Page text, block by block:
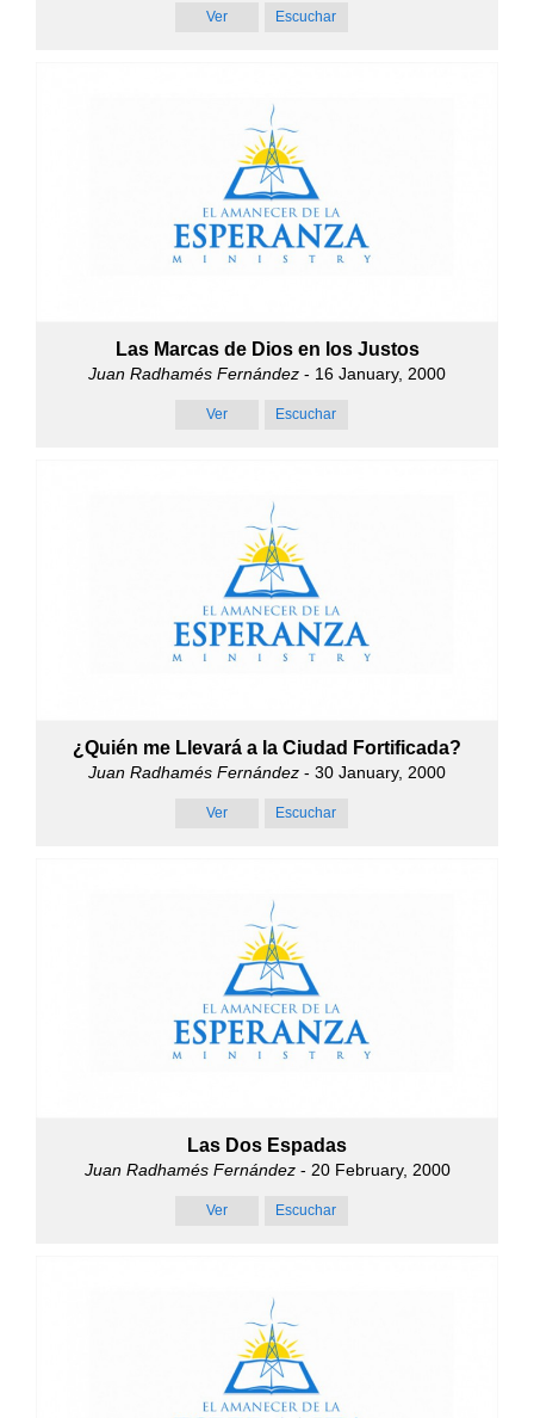
Ver Escuchar
Las Marcas de Dios en los Justos
Juan Radhamés Fernández - 16 January, 2000
Ver Escuchar
¿Quién me Llevará a la Ciudad Fortificada?
Juan Radhamés Fernández - 30 January, 2000
Ver Escuchar
Las Dos Espadas
Juan Radhamés Fernández- 20 February, 2000
Ver Escuchar